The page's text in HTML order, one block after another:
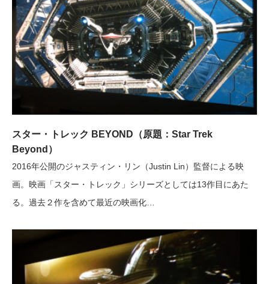
スター・トレック BEYOND（原題：Star Trek
Beyond）
2016年公開のジャスティン・リン（Justin Lin）監督による映
画。映画「スター・トレック」シリーズとしては13作目にあた
る。過去２作を含めて最近の映画化…